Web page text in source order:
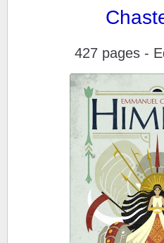
427 pages -